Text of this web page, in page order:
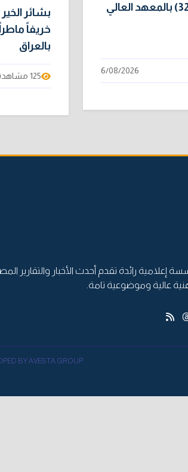
فتح التقديم للدورة (32) بالمعهد العالي
6/08/2026
بشائر
خريفاً
بالعراق
125 مشاهدة
إعلامية رائدة تقدم أحدث الأخبار والتقارير
عالية وموضوعية تامة.
BY AVESTA GROUP